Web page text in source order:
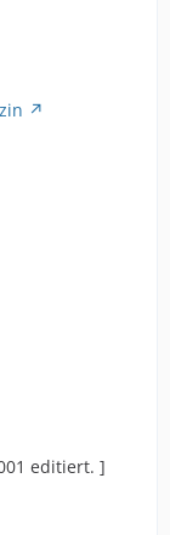
editiert. ]